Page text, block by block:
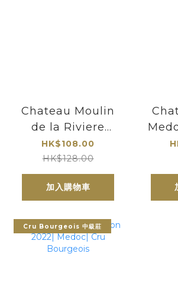
Chateau Moulin
de la Riviere
Medoc 2016 |
「Revelations」
系列
HK$108.00
HK$128.00
加入購物車
Medoc
Cru Bourgeois 中級莊